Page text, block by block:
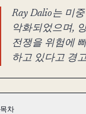
Ray Dalio는 미
악화되었으며,
전쟁을 위험에
하고 있다고 경
목차